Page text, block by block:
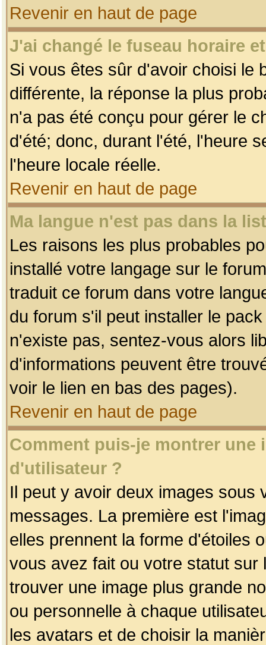
Revenir en haut de page
J'ai changé le fuseau horaire
Si vous êtes sûr d'avoir choisi le
différente, la réponse la plus
n'a pas été conçu pour gérer le
d'été; donc, durant l'été, l'heure
l'heure locale réelle.
Revenir en haut de page
Ma langue n'est pas dans la
Les raisons les plus probables
installé votre langage sur le
traduit ce forum dans votre
du forum s'il peut installer le
n'existe pas, sentez-vous alors
d'informations peuvent être
voir le lien en bas des pages).
Revenir en haut de page
Comment puis-je montrer une
d'utilisateur ?
Il peut y avoir deux images sous
messages. La première est
elles prennent la forme d'étoiles
vous avez fait ou votre statut
trouver une image plus grande
ou personnelle à chaque
les avatars et de choisir la